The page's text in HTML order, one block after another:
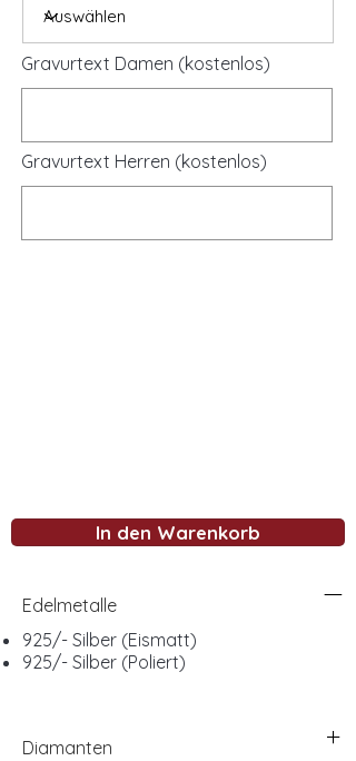
Gravurtext Damen (kostenlos)
Gravurtext Herren (kostenlos)
In den Warenkorb
Edelmetalle
925/- Silber (Eismatt)
925/- Silber (Poliert)
Diamanten